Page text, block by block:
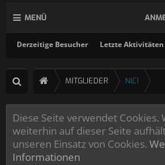
MENÜ
Derzeitige Besucher Letzte Aktivitäten
MITGLIEDER NICI
Diese Seite verwendet Cookies.
weiterhin auf dieser Seite
unseren Einsatz von Cookies.
Informationen